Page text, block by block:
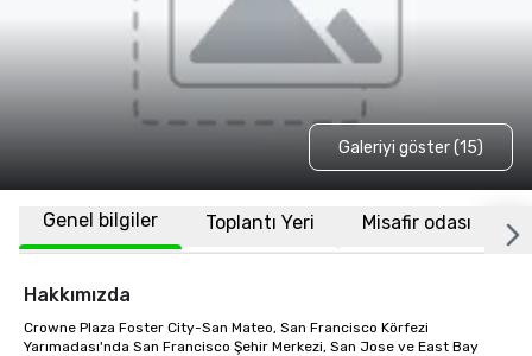
Galeriyi göster (15)
Genel bilgiler Toplantı Yeri Misafir odası
Hakkımızda
Crowne Plaza Foster City-San Mateo, San Francisco Körfezi
Yarımadası'nda San Francisco Şehir Merkezi, San Jose ve East Bay